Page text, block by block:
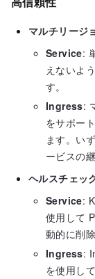
マルチリージ
Service:
えないよ
す。
Ingress:
をサポー
ます。い
ービスの
ヘルスチェッ
Service:
使用して
動的に削
Ingress:
を使用し